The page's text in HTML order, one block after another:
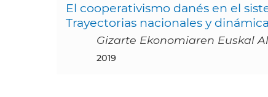
El cooperativismo danés en el
Trayectorias nacionales y
Gizarte Ekonomiaren Euskal
2019